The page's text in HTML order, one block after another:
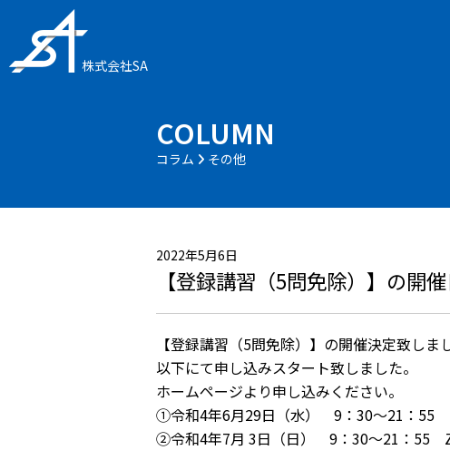
株式会社SA
COLUMN
コラム その他
2022年5月6日
【登録講習（5問免除）】の開
【登録講習（5問免除）】の開催決定致しま
以下にて申し込みスタート致しました。
ホームページより申し込みください。
①令和4年6月29日（水） 9：30～21：55
②令和4年7月 3日（日） 9：30～21：55